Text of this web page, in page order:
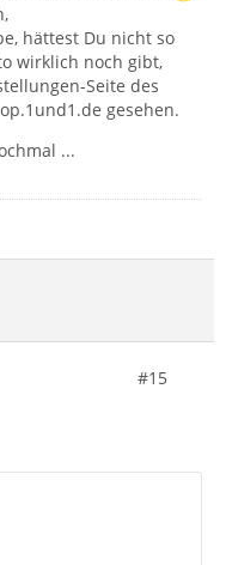
hättest Du nicht so
wirklich noch gibt,
Seite des
gesehen.
...
#15